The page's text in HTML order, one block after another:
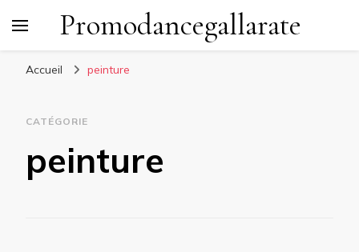
Promodancegallarate
Accueil peinture
CATÉGORIE
peinture